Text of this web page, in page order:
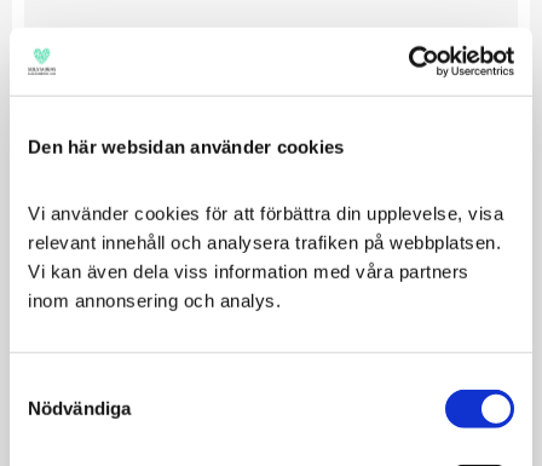
Den här websidan använder cookies
Vi använder cookies för att förbättra din upplevelse, visa
relevant innehåll och analysera trafiken på webbplatsen.
Vi kan även dela viss information med våra partners
inom annonsering och analys.
Selection
Nödvändiga
Relaterade produkter
Protexin Pro-